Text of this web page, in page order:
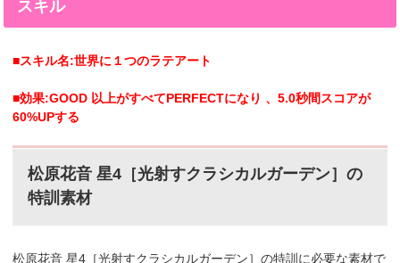
スキル
■スキル名:世界に１つのラテアート
■効果:GOOD 以上がすべてPERFECTになり 、5.0秒間スコアが
60%UPする
松原花音 星4［光射すクラシカルガーデン］の
特訓素材
松原花音 星4［光射すクラシカルガーデン］の特訓に必要な素材で